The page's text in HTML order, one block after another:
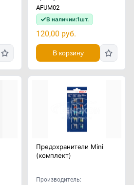
AFUM02
В наличии:1шт.
120,00 руб.
В корзину
Предохранители Mini
(комплект)
Производитель: